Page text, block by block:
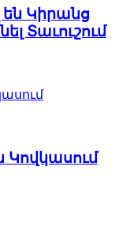
են Կիրանց
Տաւուշում
Կովկասում